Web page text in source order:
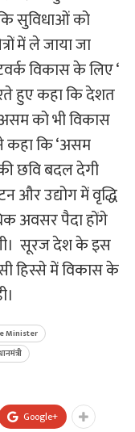
सुविधाओं को
में ले जाया जा
विकास के लिए ‘
हुए कहा कि देशत
को भी विकास
कहा कि ‘असम
छवि बदल देगी
और उद्योग में वृद्धि
अवसर पैदा होंगे
सूरज देश के इस
हिस्से में विकास के
Minister
Google+